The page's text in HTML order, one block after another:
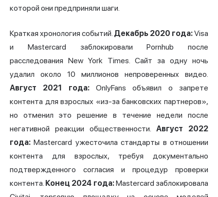
которой они предприняли шаги.
Краткая хронология событий. Декабрь 2020 года:Visa
и Mastercard заблокировали Pornhub после
расследования New York Times. Сайт за одну ночь
удалил около 10 миллионов непроверенных видео.
Август 2021 года:OnlyFans объявил о запрете
контента для взрослых «из-за банковских партнеров»,
но отменил это решение в течение недели после
негативной реакции общественности. Август 2022
года: Mastercard ужесточила стандарты в отношении
контента для взрослых, требуя документально
подтвержденного согласия и процедур проверки
контента. Конец 2024 года:Mastercard заблокировала